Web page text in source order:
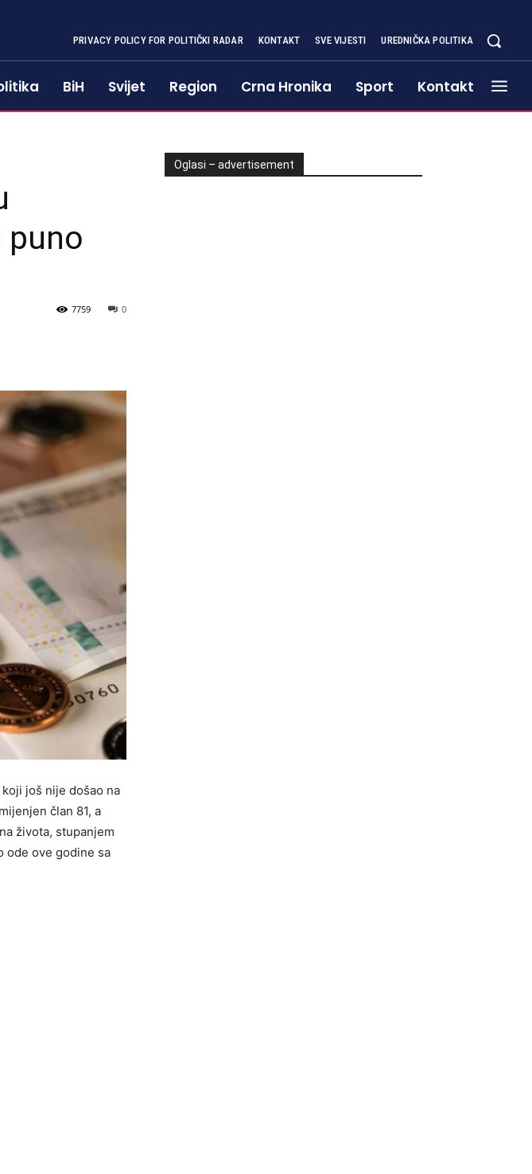
PRIVACY POLICY FOR POLITIČKI RADAR KONTAKT SVE VIJESTI UREDNIČKA POLITIKA
BiH Svijet Region Crna Hronika Sport Kontakt
puno
0
7759
još nije došao na
član 81, a
života, stupanjem
ode ove godine sa
Oglasi – advertisement